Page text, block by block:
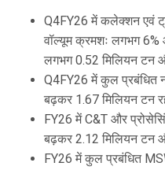
Q4FY26 में कलेक्शन एवं
वॉल्यूम क्रमशः लगभग 6%
लगभग 0.52 मिलियन टन
Q4FY26 में कुल प्रबंधित
बढ़कर 1.67 मिलियन टन
FY26 में C&T और
बढ़कर 2.12 मिलियन टन
FY26 में कुल प्रबंधित